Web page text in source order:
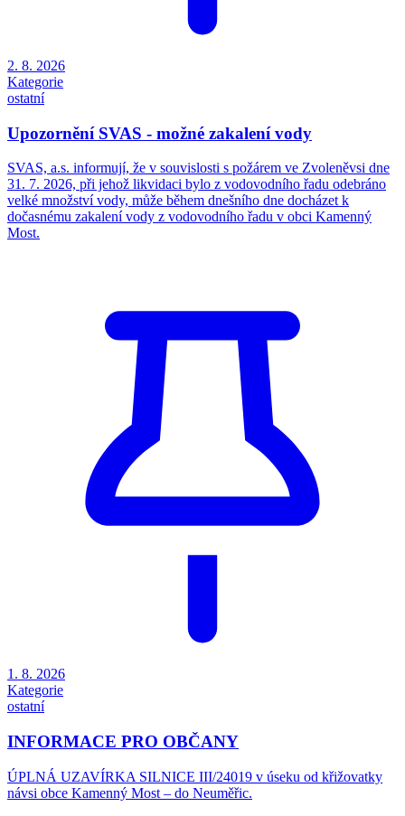
2. 8. 2026
Kategorie
ostatní
Upozornění SVAS - možné zakalení vody
SVAS, a.s. informují, že v souvislosti s požárem ve Zvoleněvsi dne
31. 7. 2026, při jehož likvidaci bylo z vodovodního řadu odebráno
velké množství vody, může během dnešního dne docházet k
dočasnému zakalení vody z vodovodního řadu v obci Kamenný
Most.
1. 8. 2026
Kategorie
ostatní
INFORMACE PRO OBČANY
ÚPLNÁ UZAVÍRKA SILNICE III/24019 v úseku od křižovatky
návsi obce Kamenný Most – do Neuměřic.